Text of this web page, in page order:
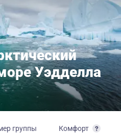
Уэдделла
Комфорт
группы